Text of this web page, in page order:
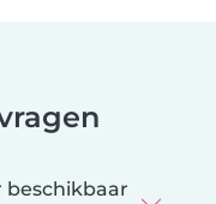
beschikbaar